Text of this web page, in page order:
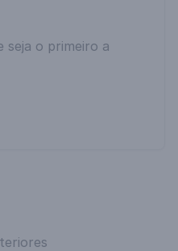
seja o primeiro a